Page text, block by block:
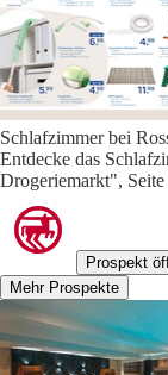
Schlafzimmer bei
Entdecke das
Drogeriemarkt", Seite
Prospekt
Mehr Prospekte